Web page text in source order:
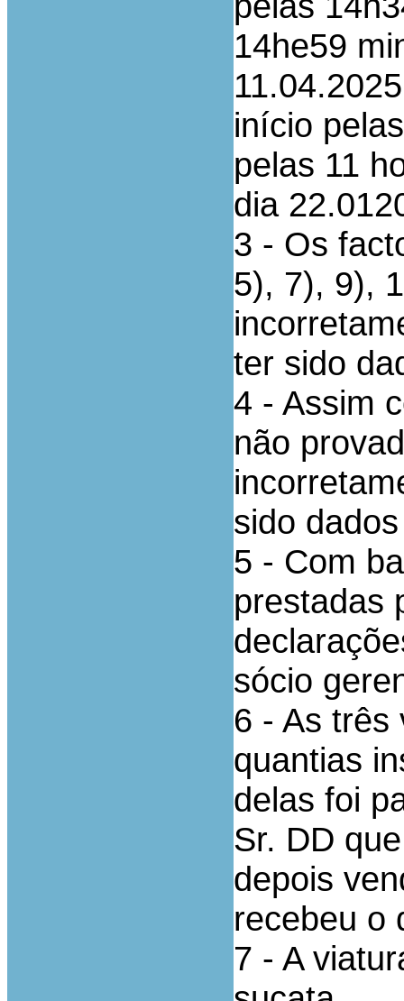
14he59
início
pelas 11
dia
3 - Os
5), 7), 9),
ter sido
4 - Assim
não
sido
5 - Com
prestadas
sócio
6 - As três
quantias
delas foi
Sr. DD
depois
recebeu o
7 - A